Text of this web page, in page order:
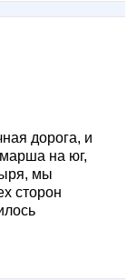
дорога, и
на юг,
мы
сторон